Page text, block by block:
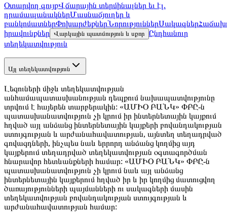
Օտարվող գույքՎճարային տերմինալներ եւ էլ.
դրամապանակներՄասնաճյուղեր և
բանկոմատներՓոխարժեքներՆորություններՍակագներ
իրավունքներ Վարկային պատմություն և սքոր Ընդհանուր
տեղեկատվություն
Այլ տեղեկատվություն
Լեզուների միջև տեղեկատվության
անհամապատասխանության դեպքում նախապատվությունը
տրվում է հայերեն տարբերակին: «ԱՄԻՕ ԲԱՆԿ» ՓԲԸ-ն
պատասխանատվություն չի կրում իր ինտերնետային կայքում
հղված այլ անձանց ինտերնետային կայքերի բովանդակության
ստույգության և արժանահավատության, այնտեղ տեղադրված
գովազդների, ինչպես նաև երրորդ անձանց կողմից այդ
կայքերում տեղադրված տեղեկատվության օգտագործման
հնարավոր հետևանքների համար: «ԱՄԻՕ ԲԱՆԿ» ՓԲԸ-ն
պատասխանատվություն չի կրում նաև այլ անձանց
ինտերնետային կայքերում հղված իր և իր կողմից մատուցվող
ծառայությունների պայմանների ու սակագների մասին
տեղեկատվության բովանդակության ստույգության և
արժանահավատության համար: